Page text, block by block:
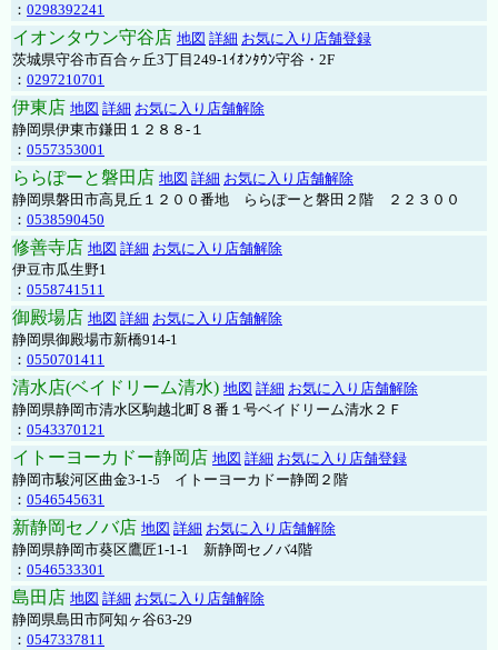
： 0298392241
イオンタウン守谷店 地図 詳細 お気に入り店舗登録
茨城県守谷市百合ヶ丘3丁目249-1ｲｵﾝﾀｳﾝ守谷・2F
： 0297210701
伊東店 地図 詳細 お気に入り店舗解除
静岡県伊東市鎌田１２８８-１
： 0557353001
ららぽーと磐田店 地図 詳細 お気に入り店舗解除
静岡県磐田市高見丘１２００番地 ららぽーと磐田２階 ２２３００
： 0538590450
修善寺店 地図 詳細 お気に入り店舗解除
伊豆市瓜生野1
： 0558741511
御殿場店 地図 詳細 お気に入り店舗解除
静岡県御殿場市新橋914-1
： 0550701411
清水店(ベイドリーム清水) 地図 詳細 お気に入り店舗解除
静岡県静岡市清水区駒越北町８番１号ベイドリーム清水２Ｆ
： 0543370121
イトーヨーカドー静岡店 地図 詳細 お気に入り店舗登録
静岡市駿河区曲金3-1-5 イトーヨーカドー静岡２階
： 0546545631
新静岡セノバ店 地図 詳細 お気に入り店舗解除
静岡県静岡市葵区鷹匠1-1-1 新静岡セノバ4階
： 0546533301
島田店 地図 詳細 お気に入り店舗解除
静岡県島田市阿知ヶ谷63-29
： 0547337811